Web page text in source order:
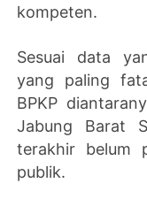
kompeten.
Sesuai data
yang paling
BPKP
Jabung Barat
terakhir belum
publik.